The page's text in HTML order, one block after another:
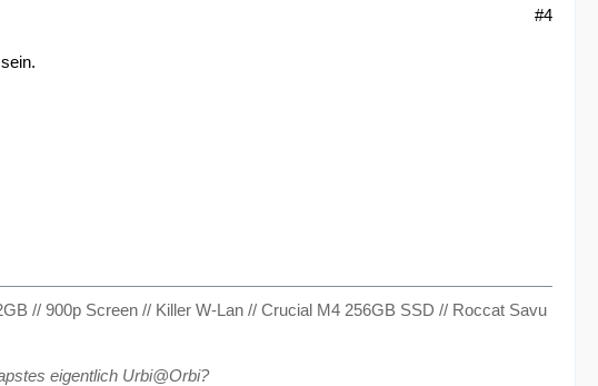
#4
// 900p Screen // Killer W-Lan // Crucial M4 256GB SSD // Roccat Savu
eigentlich Urbi@Orbi?